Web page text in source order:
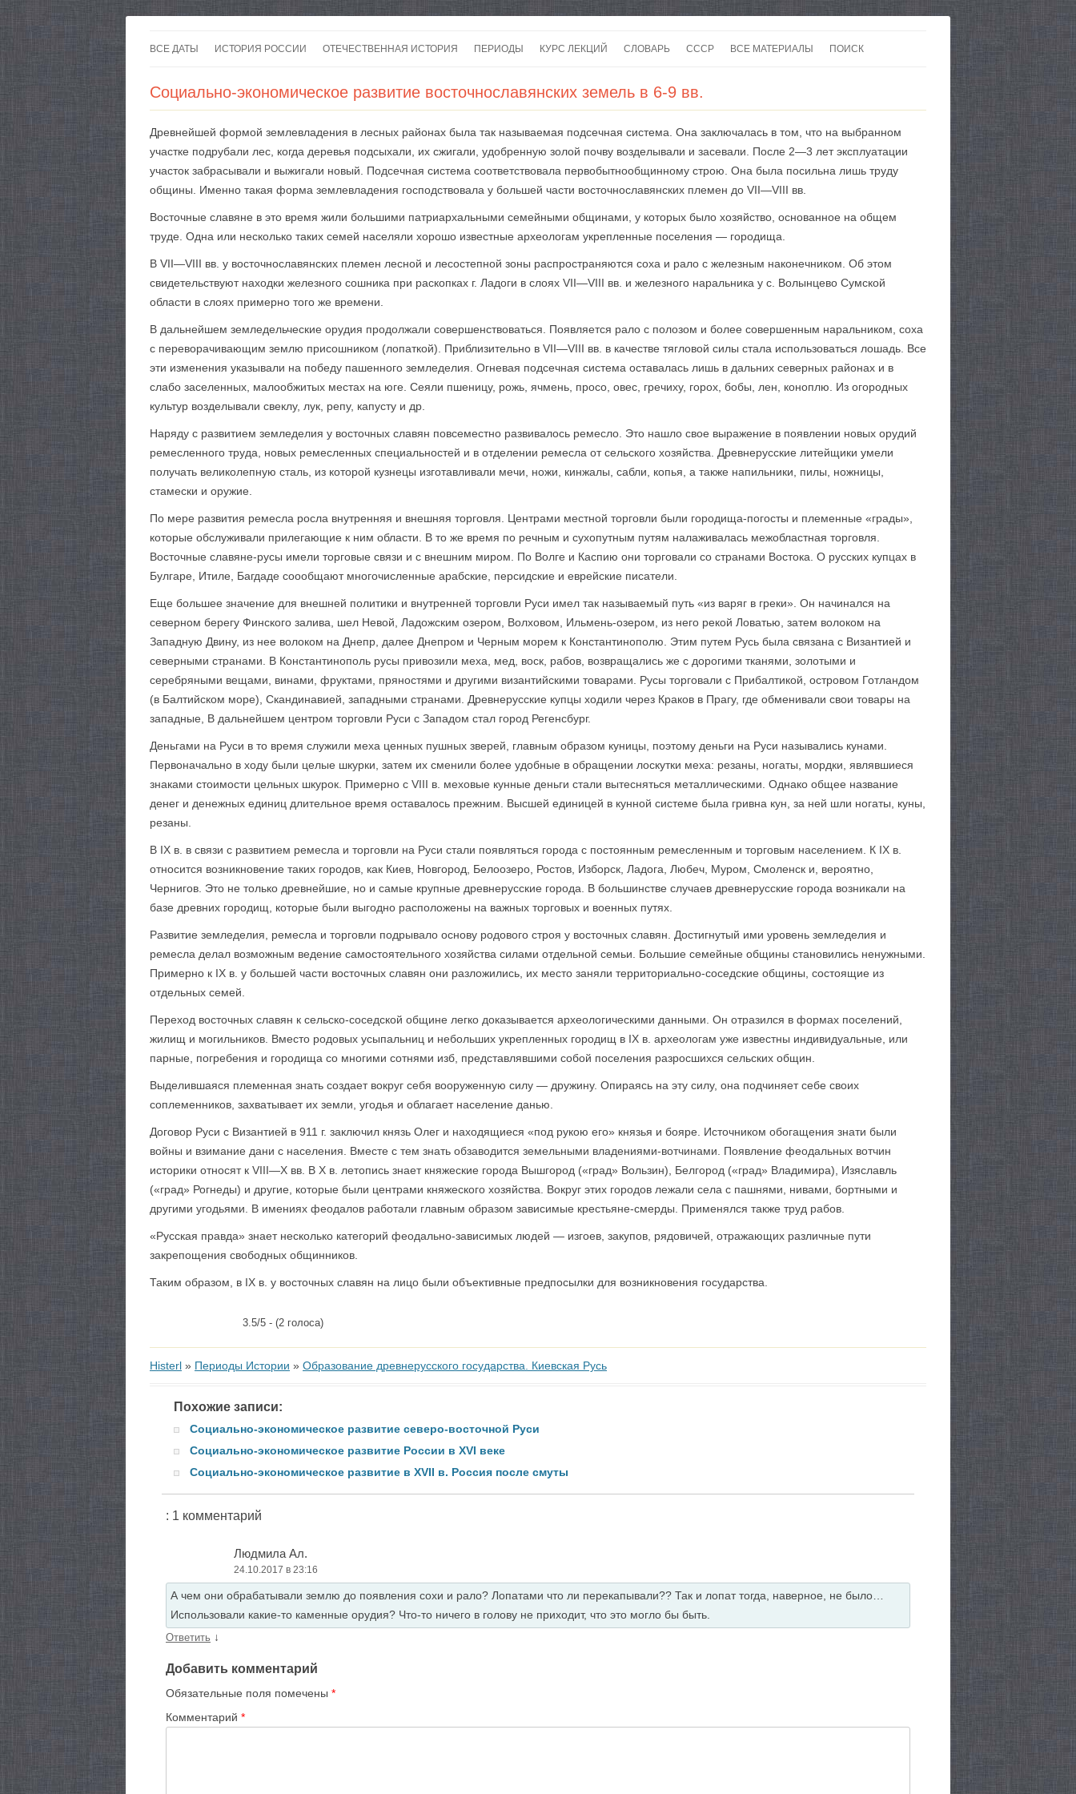
к
ВСЕ ДАТЫ ИСТОРИЯ РОССИИ ОТЕЧЕСТВЕННАЯ ИСТОРИЯ ПЕРИОДЫ КУРС ЛЕКЦИЙ СЛОВАРЬ СССР
ВОЙНЫ
ВСЕ МАТЕРИАЛЫ
КАРТЫ
ПОИСК
Социально-экономическое развитие восточнославянских земель в 6-9 вв.
Древнейшей формой землевладения в лесных районах была так называемая подсечная система. Она заключалась в том, что на выбранном
участке подрубали лес, когда деревья подсыхали, их сжигали, удобренную золой почву возделывали и засевали. После 2—3 лет эксплуатации
участок забрасывали и выжигали новый. Подсечная система соответствовала первобытнообщинному строю. Она была посильна лишь труду
общины. Именно такая форма землевладения господствовала у большей части восточнославянских племен до VII—VIII вв.
Восточные славяне в это время жили большими патриархальными семейными общинами, у которых было хозяйство, основанное на общем
труде. Одна или несколько таких семей населяли хорошо известные археологам укрепленные поселения — городища.
В VII—VIII вв. у восточнославянских племен лесной и лесостепной зоны распространяются соха и рало с железным наконечником. Об этом
свидетельствуют находки железного сошника при раскопках г. Ладоги в слоях VII—VIII вв. и железного наральника у с. Волынцево Сумской
области в слоях примерно того же времени.
В дальнейшем земледельческие орудия продолжали совершенствоваться. Появляется рало с полозом и более совершенным наральником, соха
с переворачивающим землю присошником (лопаткой). Приблизительно в VII—VIII вв. в качестве тягловой силы стала использоваться лошадь. Все
эти изменения указывали на победу пашенного земледелия. Огневая подсечная система оставалась лишь в дальних северных районах и в
слабо заселенных, малообжитых местах на юге. Сеяли пшеницу, рожь, ячмень, просо, овес, гречиху, горох, бобы, лен, коноплю. Из огород­ных
культур возделывали свеклу, лук, репу, капусту и др.
Наряду с развитием земледелия у восточных славян повсеместно развивалось ремесло. Это нашло свое выражение в появлении новых орудий
ремесленного труда, новых ремесленных специальностей и в отделении ремесла от сельского хозяйства. Древнерусские литейщики умели
получать великолепную сталь, из которой кузнецы изготавливали мечи, ножи, кинжалы, сабли, копья, а также напильники, пилы, ножни­цы,
стамески и оружие.
По мере развития ремесла росла внутренняя и внешняя торговля. Центрами местной торговли были городища-погосты и племенные «грады»,
которые обслуживали прилегающие к ним области. В то же время по речным и сухопутным путям налаживалась межобластная торговля.
Восточные славяне-русы имели торговые связи и с внешним миром. По Волге и Каспию они торговали со странами Востока. О русских купцах в
Булгаре, Итиле, Багдаде соообщают многочисленные арабские, персидские и еврейские писатели.
Еще большее значение для внешней политики и внутренней торговли Руси имел так называемый путь «из варяг в греки». Он начинался на
северном берегу Финского залива, шел Невой, Ладожским озером, Волховом, Ильмень-озером, из него рекой Ловатью, затем волоком на
Западную Двину, из нее волоком на Днепр, далее Днепром и Черным морем к Константинополю. Этим путем Русь была связана с Византией и
северными странами. В Константинополь русы привозили меха, мед, воск, рабов, возвращались же с дорогими тканями, золотыми и
серебряными вещами, винами, фруктами, пряностями и другими византийскими товарами. Русы торговали с Прибалтикой, островом Готландом
(в Балтийском море), Скандинавией, западными странами. Древнерусские купцы ходили через Краков в Прагу, где обменивали свои товары на
западные, В дальнейшем центром торговли Руси с Западом стал город Регенсбург.
Деньгами на Руси в то время служили меха ценных пушных зверей, главным образом куницы, поэто­му деньги на Руси назывались кунами.
Первоначально в ходу были целые шкурки, затем их сменили более удобные в обращении лоскутки меха: резаны, ногаты, мордки, являвшиеся
знаками стоимости цельных шкурок. Примерно с VIII в. меховые кунные деньги стали вытесняться металлическими. Однако общее название
денег и денежных единиц длительное время оставалось прежним. Высшей единицей в кунной системе была гривна кун, за ней шли ногаты, куны,
резаны.
В IX в. в связи с развитием ремесла и торговли на Руси стали появляться города с постоянным ремесленным и торговым населением. К IX в.
относится возникновение таких городов, как Киев, Новгород, Белоозеро, Ростов, Изборск, Ладога, Любеч, Муром, Смоленск и, вероятно,
Чернигов. Это не только древнейшие, но и самые крупные древнерусские города. В большинстве случаев древнерусские города возникали на
базе древних городищ, которые были выгодно расположены на важных торговых и военных путях.
Развитие земледелия, ремесла и торговли подрывало основу родового строя у восточных славян. Достигнутый ими уровень земледелия и
ремесла делал возможным ведение самостоятельного хозяйства силами отдельной семьи. Большие семейные общины становились ненужными.
Примерно к IX в. у большей части восточных славян они разложились, их место заняли территориально-соседские общины, состоящие из
отдельных семей.
Переход восточных славян к сельско-соседской общине легко доказывается археологическими дан­ными. Он отразился в формах поселений,
жилищ и могильников. Вместо родовых усыпальниц и небольших укрепленных городищ в IX в. археологам уже известны индивидуальные, или
парные, погребения и городища со многими сотнями изб, представлявшими собой поселения разросшихся сельских общин.
Выделившаяся племенная знать создает вокруг себя вооруженную силу — дружину. Опираясь на эту силу, она подчиняет себе своих
соплеменников, за­хватывает их земли, угодья и облагает население данью.
Договор Руси с Византией в 911 г. заключил князь Олег и находящиеся «под рукою его» князья и бояре. Источником обогащения знати были
войны и взима­ние дани с населения. Вместе с тем знать обзаводится земельными владениями-вотчинами. Появление феодальных вотчин
историки относят к VIII—X вв. В X в. летопись знает княжеские города Вышгород («град» Вользин), Белгород («град» Владимира), Изяславль
(«град» Рогнеды) и другие, которые были центрами княжеского хозяйства. Вокруг этих городов лежали села с пашнями, нивами, бортными и
другими угодья­ми. В имениях феодалов работали главным образом зависимые крестьяне-смерды. Применялся также труд рабов.
«Русская правда» знает несколько категорий феодально-зависимых людей — изгоев, закупов, рядовичей, отражающих различные пути
закрепощения сво­бодных общинников.
Таким образом, в IX в. у восточных славян на лицо были объективные предпосылки для возникновения государства.
3.5/5 - (2 голоса)
Histerl » Периоды Истории » Образование древнерусского государства. Киевская Русь
Похожие записи:
Социально-экономическое развитие северо-восточной Руси
Социально-экономическое развитие России в XVI веке
Социально-экономическое развитие в XVII в. Россия после смуты
: 1 комментарий
Людмила Ал.
24.10.2017 в 23:16
А чем они обрабатывали землю до появления сохи и рало? Лопатами что ли перекапывали?? Так и лопат тогда, наверное, не было…
Использовали какие-то каменные орудия? Что-то ничего в голову не приходит, что это могло бы быть.
Ответить ↓
Добавить комментарий
Обязательные поля помечены *
Комментарий *